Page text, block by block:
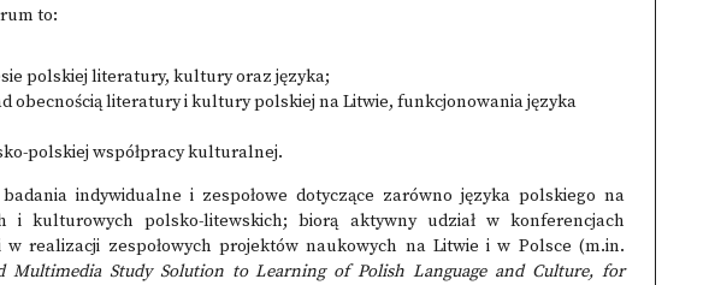
to:
polskiej literatury, kultury oraz języka;
obecnością literatury i kultury polskiej na Litwie, funkcjonowania języka
polskiej współpracy kulturalnej.
indywidualne i zespołowe dotyczące zarówno języka polskiego na
i kulturowych polsko-litewskich; biorą aktywny udział w konferencjach
realizacji zespołowych projektów naukowych na Litwie i w Polsce (m.in.
Multimedia Study Solution to Learning of Polish Language and Culture, for